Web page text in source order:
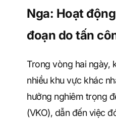
Nga: Hoạt
đoạn do tấn
Trong vòng hai ngày,
nhiều khu vực khác
hưởng nghiêm trọng
(VKO), dẫn đến việc